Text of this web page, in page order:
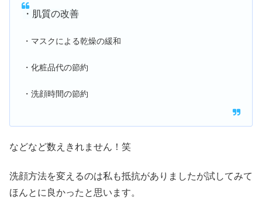
・肌質の改善
・マスクによる乾燥の緩和
・化粧品代の節約
・洗顔時間の節約
などなど数えきれません！笑
洗顔方法を変えるのは私も抵抗がありましたが試してみて
ほんとに良かったと思います。